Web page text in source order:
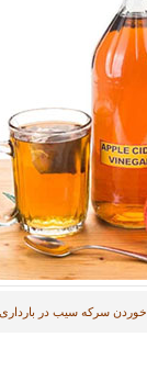
خوردن سرکه سیب در بارداری